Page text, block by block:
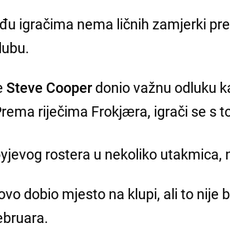
igračima nema ličnih zamjerki
Steve Cooperdonio važnu odluku
riječima Frokjæra, igrači se s
rostera u nekoliko utakmica,
dobio mjesto na klupi, ali to nije